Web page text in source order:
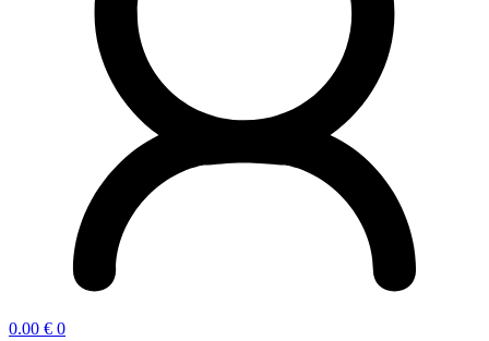
0.00 € 0